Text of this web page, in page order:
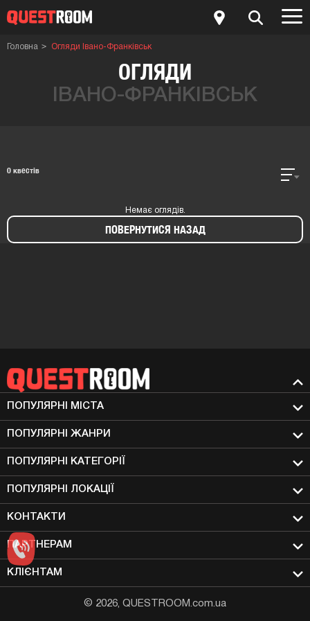
Головна Огляди Івано-Франківськ
ОГЛЯДИ
ІВАНО-ФРАНКІВСЬК
0 квестів
Немає оглядів.
ПОВЕРНУТИСЯ НАЗАД
ПОПУЛЯРНІ МIСТА
ПОПУЛЯРНІ ЖАНРИ
ПОПУЛЯРНІ КАТЕГОРІЇ
ПОПУЛЯРНІ ЛОКАЦІЇ
КОНТАКТИ
ПАРТНЕРАМ
КЛІЄНТАМ
© 2026, QUESTROOM.com.ua